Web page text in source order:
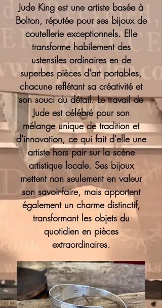
Jude King est une artiste basée à
Bolton, réputée pour ses bijoux de
coutellerie exceptionnels. Elle
transforme habilement des
ustensiles ordinaires en de
superbes pièces d'art portables,
chacune reflétant sa créativité et
son souci du détail. Le travail de
Jude est célébré pour son
mélange unique de tradition et
d'innovation, ce qui fait d'elle une
artiste hors pair sur la scène
artistique locale. Ses bijoux
mettent non seulement en valeur
son savoir-faire, mais apportent
également un charme distinctif,
transformant les objets du
quotidien en pièces
extraordinaires.